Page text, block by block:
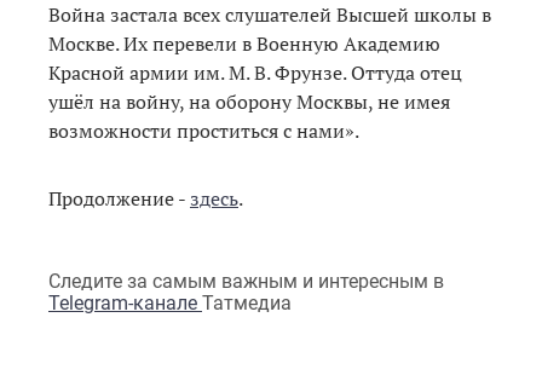
Война застала всех слушателей Высшей школы в
Москве. Их перевели в Военную Академию
Красной армии им. М. В. Фрунзе. Оттуда отец
ушёл на войну, на оборону Москвы, не имея
возможности проститься с нами».
Продолжение - здесь.
Следите за самым важным и интересным в
Telegram-канале Татмедиа